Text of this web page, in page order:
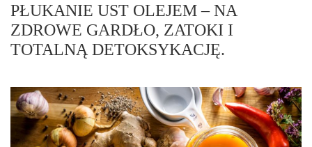
PŁUKANIE UST OLEJEM – NA
ZDROWE GARDŁO, ZATOKI I
TOTALNĄ DETOKSYKACJĘ.